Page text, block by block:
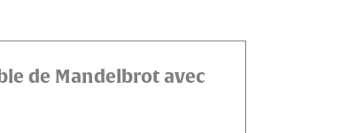
de Mandelbrot avec